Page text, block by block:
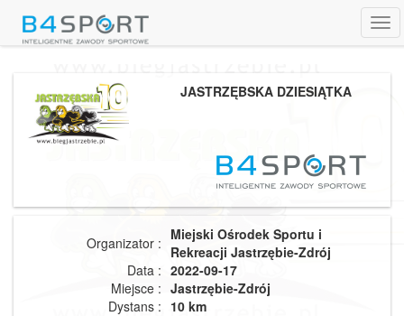
JASTRZĘBSKA DZIESIĄTKA
Organizator : Miejski Ośrodek Sportu i
Rekreacji Jastrzębie-Zdrój
Data : 2022-09-17
Miejsce : Jastrzębie-Zdrój
Dystans : 10 km